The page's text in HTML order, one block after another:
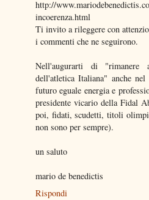
http://
incoerenza.html
Ti invito a rileggere con
i commenti che ne seguirono.
Nell'augurarti di "rimanere
dell'atletica Italiana" anche
futuro eguale energia e
presidente vicario della Fidal
poi, fidati, scudetti, titoli
non sono per sempre).
un saluto
mario de benedictis
Rispondi